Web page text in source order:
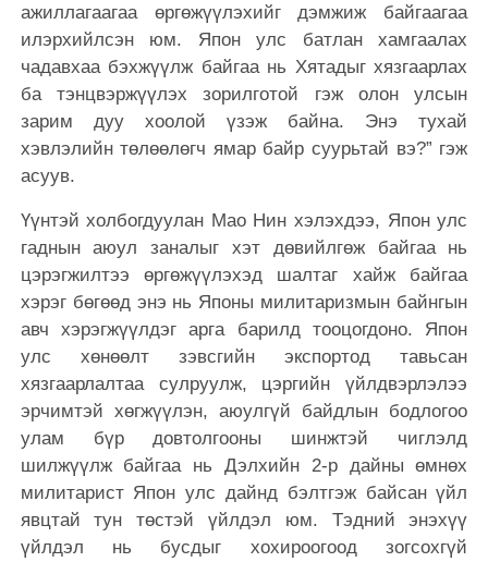
ажиллагаагаа өргөжүүлэхийг дэмжиж байгаагаа
илэрхийлсэн юм. Япон улс батлан хамгаалах
чадавхаа бэхжүүлж байгаа нь Хятадыг хязгаарлах
ба тэнцвэржүүлэх зорилготой гэж олон улсын
зарим дуу хоолой үзэж байна. Энэ тухай
хэвлэлийн төлөөлөгч ямар байр суурьтай вэ?” гэж
асуув.
Үүнтэй холбогдуулан Мао Нин хэлэхдээ, Япон улс
гаднын аюул заналыг хэт дөвийлгөж байгаа нь
цэрэгжилтээ өргөжүүлэхэд шалтаг хайж байгаа
хэрэг бөгөөд энэ нь Японы милитаризмын байнгын
авч хэрэгжүүлдэг арга барилд тооцогдоно. Япон
улс хөнөөлт зэвсгийн экспортод тавьсан
хязгаарлалтаа сулруулж, цэргийн үйлдвэрлэлээ
эрчимтэй хөгжүүлэн, аюулгүй байдлын бодлогоо
улам бүр довтолгооны шинжтэй чиглэлд
шилжүүлж байгаа нь Дэлхийн 2-р дайны өмнөх
милитарист Япон улс дайнд бэлтгэж байсан үйл
явцтай тун төстэй үйлдэл юм. Тэдний энэхүү
үйлдэл нь бусдыг хохироогоод зогсохгүй